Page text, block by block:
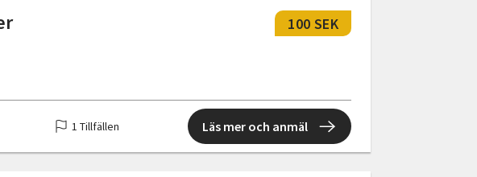
100 SEK
1 Tillfällen Läs mer och anmäl